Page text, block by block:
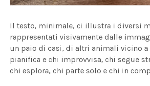
Il testo, minimale, ci illustra i diversi
rappresentati visivamente dalle
un paio di casi, di altri animali vicino a
pianifica e chi improvvisa, chi segue
chi esplora, chi parte solo e chi in